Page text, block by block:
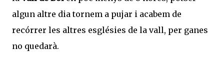
algun altre dia tornem a pujar i acabem de
recórrer les altres esglésies de la vall, per ganes
no quedarà.